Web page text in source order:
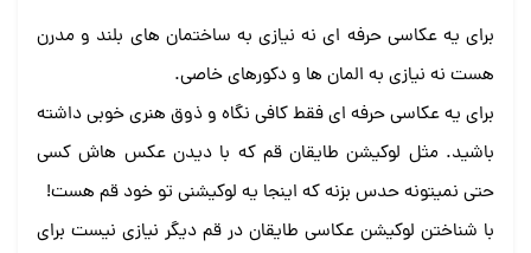
برای یه عکاسی حرفه ای نه نیازی به ساختمان های بلند و مدرن
هست نه نیازی به المان ها و دکورهای خاصی.
برای یه عکاسی حرفه ای فقط کافی نگاه و ذوق هنری خوبی داشته
باشید. مثل لوکیشن طایقان قم که با دیدن عکس هاش کسی
حتی نمیتونه حدس بزنه که اینجا یه لوکیشنی تو خود قم هست!
با شناختن لوکیشن عکاسی طایقان در قم دیگر نیازی نیست برای